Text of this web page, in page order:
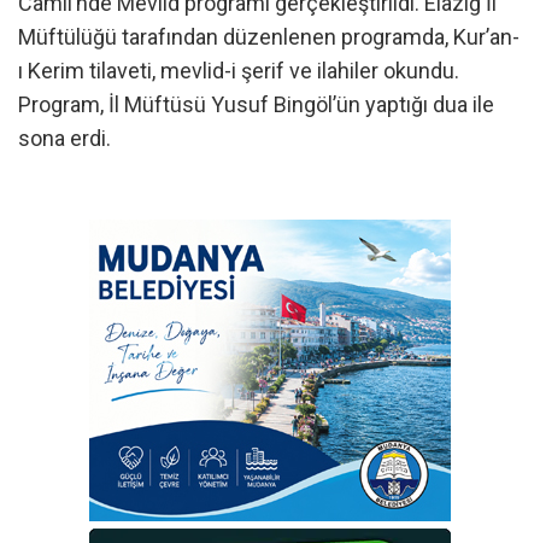
Müftülüğü tarafından düzenlenen programda, Kur’an-
ı Kerim tilaveti, mevlid-i şerif ve ilahiler okundu.
Program, İl Müftüsü Yusuf Bingöl’ün yaptığı dua ile
sona erdi.